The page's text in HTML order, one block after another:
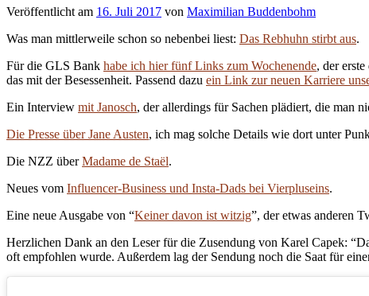
Veröffentlicht am 16. Juli 2017 von Maximilian Buddenbohm
Was man mittlerweile schon so nebenbei liest: Das Rebhuhn stirbt aus.
Für die GLS Bank habe ich hier fünf Links zum Wochenende, der
das mit der Besessenheit. Passend dazu ein Link zur neuen Karriere
Ein Interview mit Janosch, der allerdings für Sachen plädiert, die man
Die Presse über Jane Austen, ich mag solche Details wie dort unter
Die NZZ überMadame de Staël.
Neues vom Influencer-Business und Insta-Dads bei Vierpluseins.
Eine neue Ausgabe von “Keiner davon ist witzig”, der etwas anderen
Herzlichen Dank an den Leser für die Zusendung von Karel Capek:
oft empfohlen wurde. Außerdem lag der Sendung noch die Saat für